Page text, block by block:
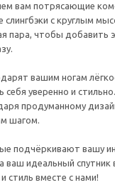
вам потрясающие
с круглым
пара, чтобы добавить
вашим ногам
себя уверенно и
продуманному
шагом.
подчёркивают вашу
ваш идеальный спутник
вместе с нами!